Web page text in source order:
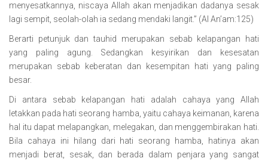
menyesatkannya, niscaya Allah akan menjadikan dadanya sesak
lagi sempit, seolah-olah ia sedang mendaki langit.” (Al An’am:125)
Berarti petunjuk dan tauhid merupakan sebab kelapangan hati
yang paling agung. Sedangkan kesyirikan dan kesesatan
merupakan sebab keberatan dan kesempitan hati yang paling
besar.
Di antara sebab kelapangan hati adalah cahaya yang Allah
letakkan pada hati seorang hamba, yaitu cahaya keimanan, karena
hal itu dapat melapangkan, melegakan, dan menggembirakan hati.
Bila cahaya ini hilang dari hati seorang hamba, hatinya akan
menjadi berat, sesak, dan berada dalam penjara yang sangat